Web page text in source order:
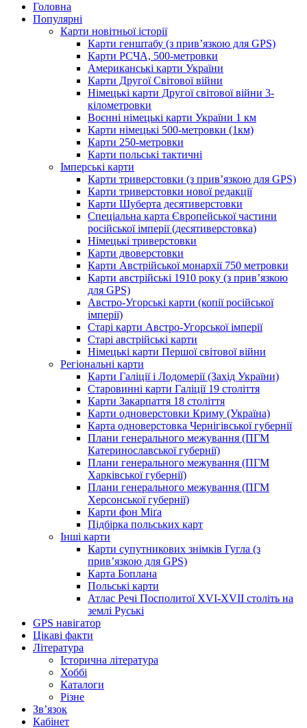
Головна
Популярні
Карти новітньої історії
Карти генштабу (з прив’язкою для GPS)
Карти РСЧА, 500-метровки
Американські карти України
Карти Другої Світової війни
Німецькі карти Другої світової війни 3-
кілометровки
Воєнні німецькі карти України 1 км
Карти німецькі 500-метровки (1км)
Карти 250-метровки
Карти польські тактичні
Імперські карти
Карти триверстовки (з прив’язкою для GPS)
Карти триверстовки нової редакції
Карти Шуберта десятиверстовки
Спеціальна карта Європейської частини
російської імперії (десятиверстовка)
Німецькі триверстовки
Карти двоверстовки
Карти Австрійської монархії 750 метровки
Карти австрійські 1910 року (з прив’язкою
для GPS)
Австро-Угорські карти (копії російської
імперії)
Старі карти Австро-Угорської імперії
Старі австрійські карти
Німецькі карти Першої світової війни
Регіональні карти
Карти Галіції і Лодомерії (Захід України)
Старовинні карти Галіції 19 століття
Карти Закарпаття 18 століття
Карти одноверстовки Криму (Україна)
Карта одноверстовка Чернігівської губернії
Плани генерального межування (ПГМ
Катеринославської губернії)
Плани генерального межування (ПГМ
Харківської губернії)
Плани генерального межування (ПГМ
Херсонської губернії)
Карти фон Міґа
Підбірка польських карт
Інші карти
Карти супутникових знімків Гугла (з
прив’язкою для GPS)
Карта Боплана
Польські карти
Атлас Речі Посполитої XVI-XVII століть на
землі Руські
GPS навігатор
Цікаві факти
Література
Історична література
Хоббі
Каталоги
Різне
Зв’язок
Кабінет